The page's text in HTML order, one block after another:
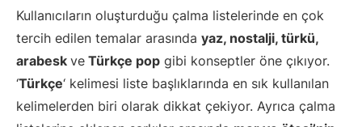
Kullanıcıların oluşturduğu çalma listelerinde en çok
tercih edilen temalar arasında yaz, nostalji, türkü,
arabesk ve Türkçe pop gibi konseptler öne çıkıyor.
‘Türkçe‘ kelimesi liste başlıklarında en sık kullanılan
kelimelerden biri olarak dikkat çekiyor. Ayrıca çalma